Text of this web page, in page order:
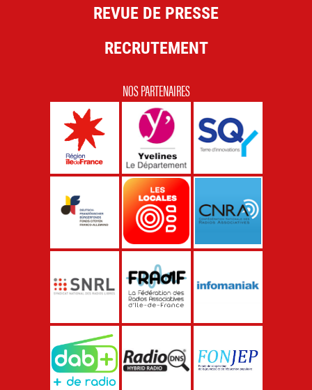
REVUE DE PRESSE
RECRUTEMENT
NOS PARTENAIRES